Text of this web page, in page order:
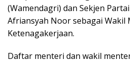
(Wamendagri) dan Sekjen
Afriansyah Noor sebagai Wakil
Ketenagakerjaan.
Daftar menteri dan wakil